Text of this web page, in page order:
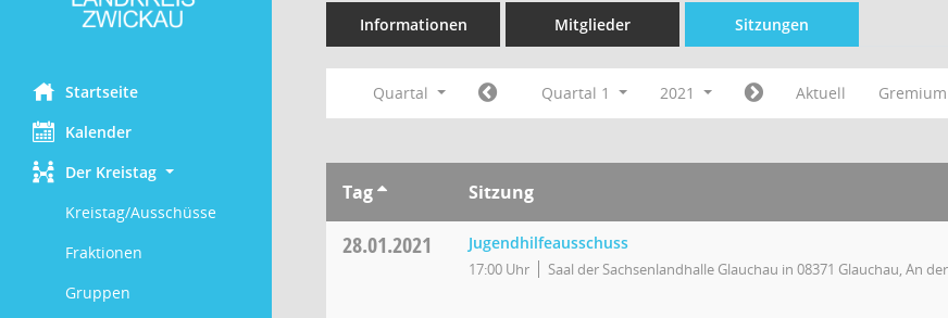
Startseite
Kalender
Der Kreistag
Kreistag/Ausschüsse
Fraktionen
Gruppen
Informationen Mitglieder Sitzungen
Quartal Quartal 1 2021 Aktuell
Tag Sitzung
28.01.2021 Jugendhilfeausschuss
17:00 Uhr Saal der Sachsenlandhalle Glauchau in 08371 Glauchau, An